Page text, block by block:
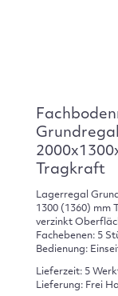
Tragkraft
Lagerregal
1300 (1360) mm
verzinkt
Fachebenen: 5
Bedienung:
Lieferzeit: 5
Lieferung: Frei